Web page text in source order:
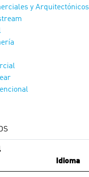
y Arquitectónicos
Idioma